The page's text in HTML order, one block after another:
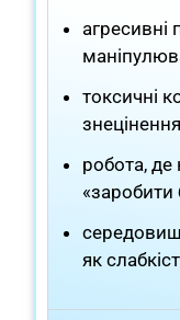
агресивні
токсичні
робота,
як